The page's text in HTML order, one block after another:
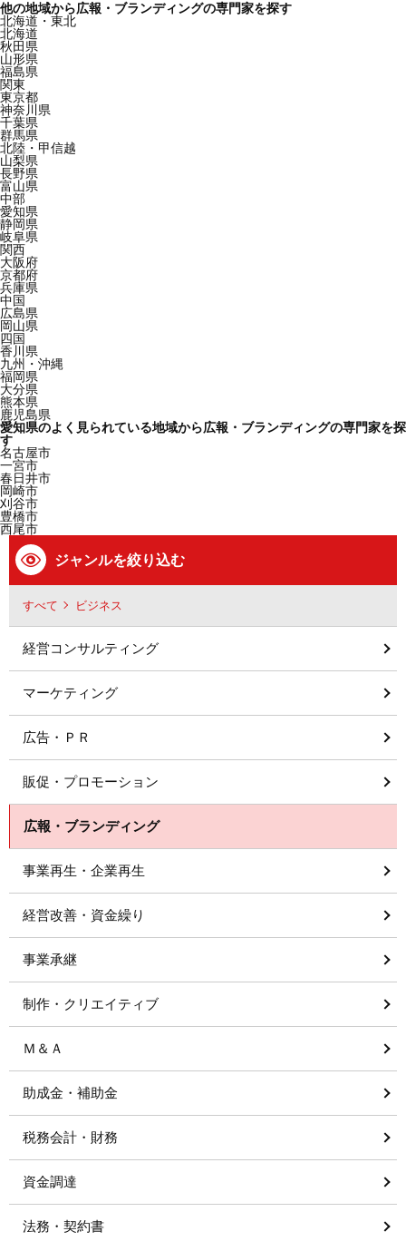
他の地域から広報・ブランディングの専門家を探す
北海道・東北
北海道
秋田県
山形県
福島県
関東
東京都
神奈川県
千葉県
群馬県
北陸・甲信越
山梨県
長野県
富山県
中部
愛知県
静岡県
岐阜県
関西
大阪府
京都府
兵庫県
中国
広島県
岡山県
四国
香川県
九州・沖縄
福岡県
大分県
熊本県
鹿児島県
愛知県のよく見られている地域から広報・ブランディングの専門家を探
す
名古屋市
一宮市
春日井市
岡崎市
刈谷市
豊橋市
西尾市
ジャンルを絞り込む
すべて ビジネス
経営コンサルティング
マーケティング
広告・ＰＲ
販促・プロモーション
広報・ブランディング
事業再生・企業再生
経営改善・資金繰り
事業承継
制作・クリエイティブ
Ｍ＆Ａ
助成金・補助金
税務会計・財務
資金調達
法務・契約書